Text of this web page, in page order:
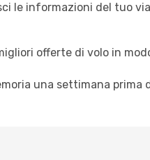
le informazioni del tuo
offerte di volo in
una settimana prima